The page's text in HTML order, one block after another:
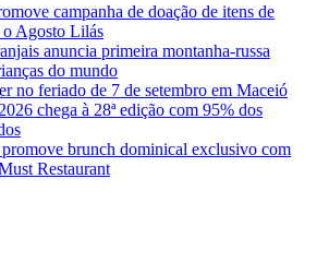
campanha de doação de itens de
o Agosto Lilás
anuncia primeira montanha-russa
do mundo
no feriado de 7 de setembro em Maceió
chega à 28ª edição com 95% dos
brunch dominical exclusivo com
Restaurant